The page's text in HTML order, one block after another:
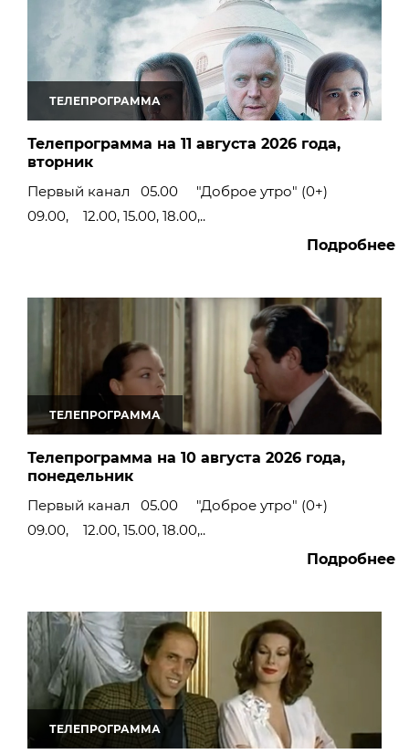
ТЕЛЕПРОГРАММА
Телепрограмма на 11 августа 2026 года,
вторник
Первый канал 05.00 "Доброе утро" (0+)
09.00, 12.00, 15.00, 18.00,..
Подробнее
ТЕЛЕПРОГРАММА
Телепрограмма на 10 августа 2026 года,
понедельник
Первый канал 05.00 "Доброе утро" (0+)
09.00, 12.00, 15.00, 18.00,..
Подробнее
ТЕЛЕПРОГРАММА